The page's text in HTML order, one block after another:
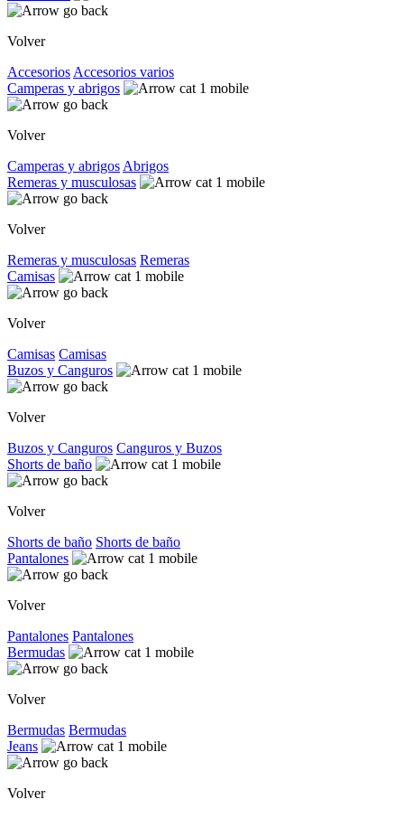
Volver
Accesorios Accesorios varios
Camperas y abrigos
Volver
Camperas y abrigos Abrigos
Remeras y musculosas
Volver
Remeras y musculosas Remeras
Camisas
Volver
Camisas Camisas
Buzos y Canguros
Volver
Buzos y Canguros Canguros y Buzos
Shorts de baño
Volver
Shorts de baño Shorts de baño
Pantalones
Volver
Pantalones Pantalones
Bermudas
Volver
Bermudas Bermudas
Jeans
Volver